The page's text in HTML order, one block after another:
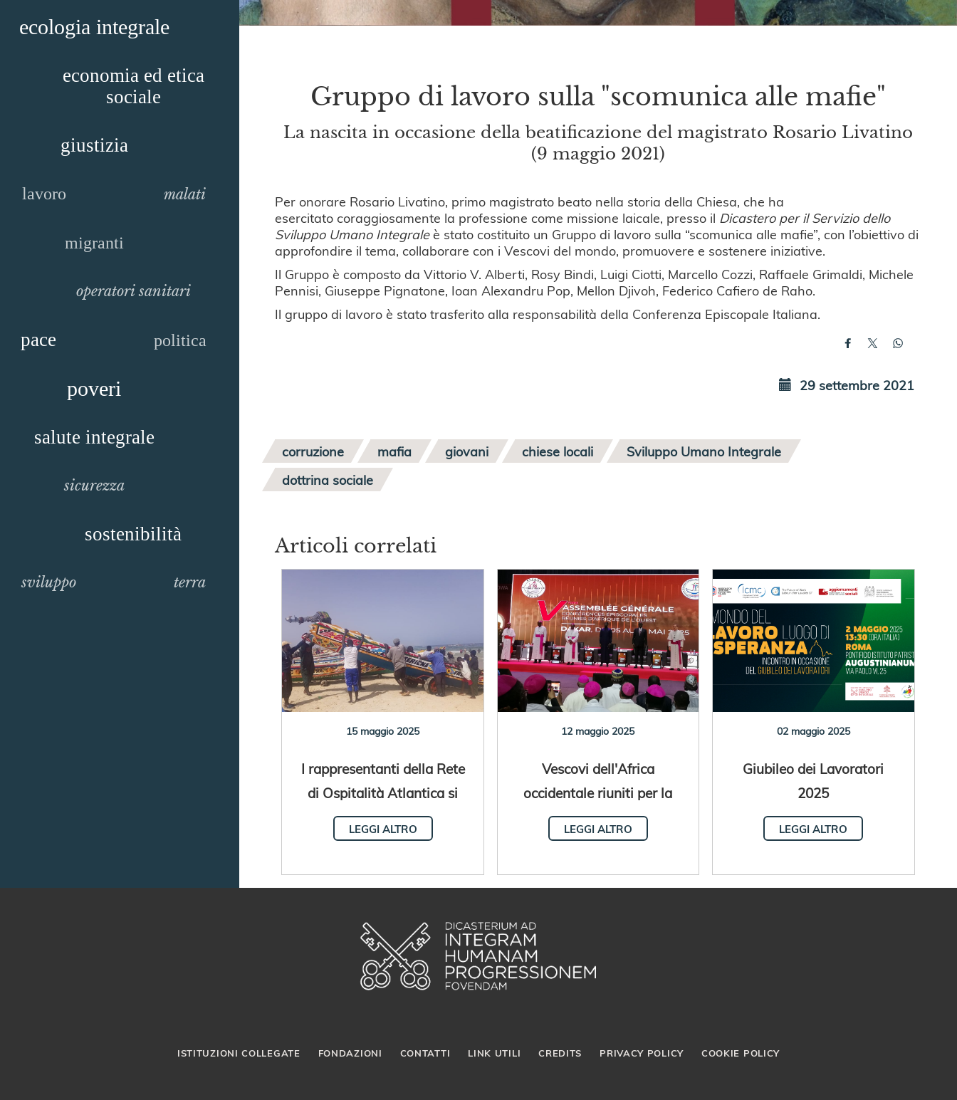
ecologia integrale
economia ed etica
sociale
giustizia
lavoro malati
migranti
operatori sanitari
pace politica
poveri
salute integrale
sicurezza
sostenibilità
sviluppo terra
Gruppo di lavoro sulla "scomunica alle mafie"
La nascita in occasione della beatificazione del magistrato Rosario Livatino
(9 maggio 2021)
Per onorare Rosario Livatino, primo magistrato beato nella storia della Chiesa, che ha
esercitato coraggiosamente la professione come missione laicale, presso il Dicastero per il Servizio dello
Sviluppo Umano Integraleè stato costituito un Gruppo di lavoro sulla “scomunica alle mafie”, con l’obiettivo di
approfondire il tema, collaborare con i Vescovi del mondo, promuovere e sostenere iniziative.
Il Gruppo è composto da Vittorio V. Alberti, Rosy Bindi, Luigi Ciotti, Marcello Cozzi, Raffaele Grimaldi, Michele
Pennisi, Giuseppe Pignatone, Ioan Alexandru Pop, Mellon Djivoh, Federico Cafiero de Raho.
Il gruppo di lavoro è stato trasferito alla responsabilità della Conferenza Episcopale Italiana.
29 settembre 2021
corruzione mafia giovani chiese locali
Sviluppo Umano Integrale
dottrina sociale
Articoli correlati
15 maggio 2025
I rappresentanti della Rete
di Ospitalità Atlantica si
incontrano in Senegal
LEGGI ALTRO
12 maggio 2025
Vescovi dell'Africa
occidentale riuniti per la
quinta Assemblea Plenaria
LEGGI ALTRO
02 maggio 2025
Giubileo dei Lavoratori
2025
LEGGI ALTRO
ISTITUZIONI COLLEGATE FONDAZIONI CONTATTI LINK UTILI CREDITS PRIVACY POLICY COOKIE POLICY